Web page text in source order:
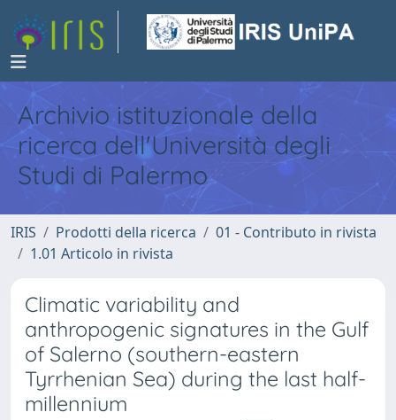
Archivio istituzionale della
ricerca dell'Università degli
Studi di Palermo
IRIS Prodotti della ricerca
01 - Contributo in rivista
1.01 Articolo in rivista
Climatic variability and
anthropogenic signatures in the Gulf
of Salerno (southern-eastern
Tyrrhenian Sea) during the last half-
millennium